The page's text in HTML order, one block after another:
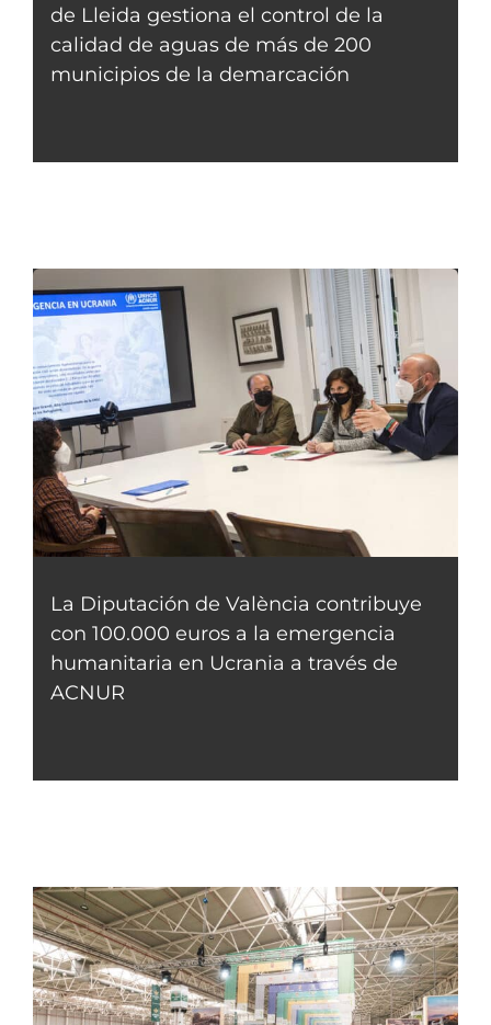
de Lleida gestiona el control de la
calidad de aguas de más de 200
municipios de la demarcación
La Diputación de València contribuye
con 100.000 euros a la emergencia
humanitaria en Ucrania a través de
ACNUR